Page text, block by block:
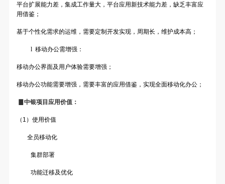
平台扩展能力差，集成工作量大，平台应用新技术能力差，缺乏丰富应
用借鉴；
基于个性化需求的运维，需要定制开发实现，周期长，维护成本高；
l 移动办公需增强：
移动办公界面及用户体验需要增强；
移动办公功能需要增强，需要丰富的应用借鉴，实现全面移动化办公；
▊中银项目应用价值：
（1） 使用价值
全员移动化
集群部署
功能迁移及优化